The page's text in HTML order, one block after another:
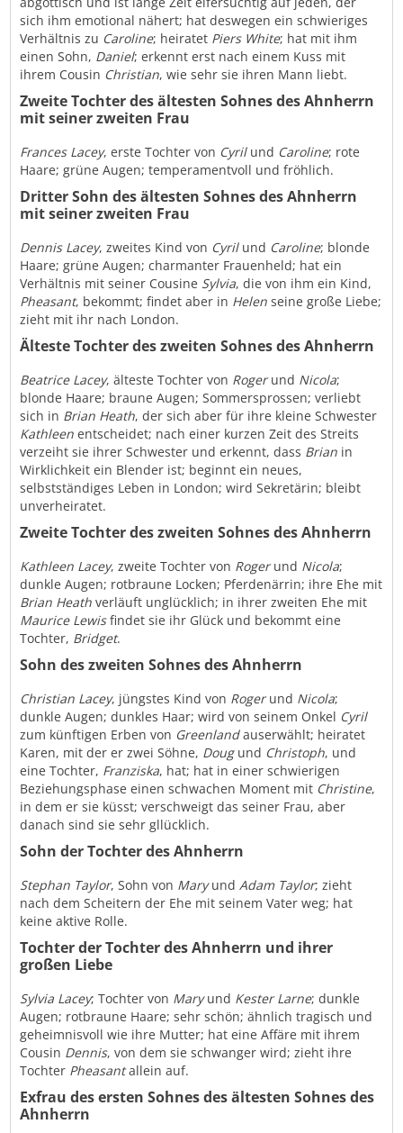
sich ihm emotional nähert; hat deswegen ein schwieriges
Verhältnis zu Caroline; heiratet Piers White; hat mit ihm
einen Sohn, Daniel; erkennt erst nach einem Kuss mit
ihrem Cousin Christian, wie sehr sie ihren Mann liebt.
Zweite Tochter des ältesten Sohnes des Ahnherrn
mit seiner zweiten Frau
Frances Lacey, erste Tochter von Cyrilund Caroline; rote
Haare; grüne Augen; temperamentvoll und fröhlich.
Dritter Sohn des ältesten Sohnes des Ahnherrn
mit seiner zweiten Frau
Dennis Lacey, zweites Kind von Cyrilund Caroline; blonde
Haare; grüne Augen; charmanter Frauenheld; hat ein
Verhältnis mit seiner Cousine Sylvia, die von ihm ein Kind,
Pheasant, bekommt; findet aber in Helen seine große Liebe;
zieht mit ihr nach London.
Älteste Tochter des zweiten Sohnes des Ahnherrn
Beatrice Lacey, älteste Tochter von Rogerund Nicola;
blonde Haare; braune Augen; Sommersprossen; verliebt
sich in Brian Heath, der sich aber für ihre kleine Schwester
Kathleen entscheidet; nach einer kurzen Zeit des Streits
verzeiht sie ihrer Schwester und erkennt, dass Brian in
Wirklichkeit ein Blender ist; beginnt ein neues,
selbstständiges Leben in London; wird Sekretärin; bleibt
unverheiratet.
Zweite Tochter des zweiten Sohnes des Ahnherrn
Kathleen Lacey, zweite Tochter von Rogerund Nicola;
dunkle Augen; rotbraune Locken; Pferdenärrin; ihre Ehe mit
Brian Heath verläuft unglücklich; in ihrer zweiten Ehe mit
Maurice Lewisfindet sie ihr Glück und bekommt eine
Tochter, Bridget.
Sohn des zweiten Sohnes des Ahnherrn
Christian Lacey, jüngstes Kind von Rogerund Nicola;
dunkle Augen; dunkles Haar; wird von seinem Onkel Cyril
zum künftigen Erben von Greenlandauserwählt; heiratet
Karen, mit der er zwei Söhne, Dougund Christoph, und
eine Tochter, Franziska, hat; hat in einer schwierigen
Beziehungsphase einen schwachen Moment mit Christine,
in dem er sie küsst; verschweigt das seiner Frau, aber
danach sind sie sehr gllücklich.
Sohn der Tochter des Ahnherrn
Stephan Taylor, Sohn von MaryundAdam Taylor; zieht
nach dem Scheitern der Ehe mit seinem Vater weg; hat
keine aktive Rolle.
Tochter der Tochter des Ahnherrn und ihrer
großen Liebe
Sylvia Lacey; Tochter von Maryund Kester Larne; dunkle
Augen; rotbraune Haare; sehr schön; ähnlich tragisch und
geheimnisvoll wie ihre Mutter; hat eine Affäre mit ihrem
Cousin Dennis, von dem sie schwanger wird; zieht ihre
Tochter Pheasantallein auf.
Exfrau des ersten Sohnes des ältesten Sohnes des
Ahnherrn